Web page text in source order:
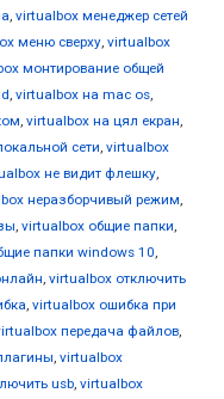
, virtualbox менеджер сетей
меню сверху, virtualbox
монтирование общей
, virtualbox на mac os,
, virtualbox на цял екран,
сети, virtualbox
не видит флешку,
неразборчивый режим,
, virtualbox общие папки,
папки windows 10,
, virtualbox отключить
, virtualbox ошибка при
передача файлов,
, virtualbox
usb, virtualbox